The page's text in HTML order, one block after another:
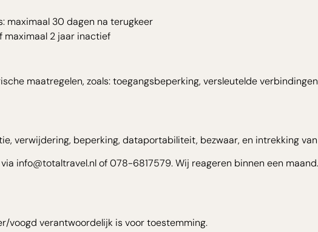
maximaal 30 dagen na terugkeer
maximaal 2 jaar inactief
maatregelen, zoals: toegangsbeperking, versleutelde
verwijdering, beperking, dataportabiliteit, bezwaar, en intrekking
info@totaltravel.nl of 078-6817579. Wij reageren binnen een
voogd verantwoordelijk is voor toestemming.